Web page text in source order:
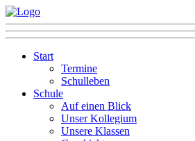
Start
Termine
Schulleben
Schule
Auf einen Blick
Unser Kollegium
Unsere Klassen